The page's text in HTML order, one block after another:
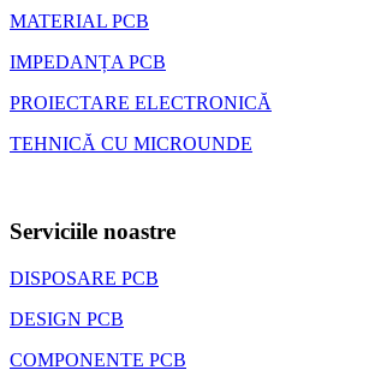
MATERIAL PCB
IMPEDANȚA PCB
PROIECTARE ELECTRONICĂ
TEHNICĂ CU MICROUNDE
Serviciile noastre
DISPOSARE PCB
DESIGN PCB
COMPONENTE PCB